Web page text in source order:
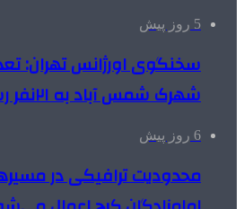
5 روز پیش
سخنگوی اورژانس تهران:
شهرک شمس آباد به ۲۱نفر رسید
6 روز پیش
محدودیت ترافیکی در